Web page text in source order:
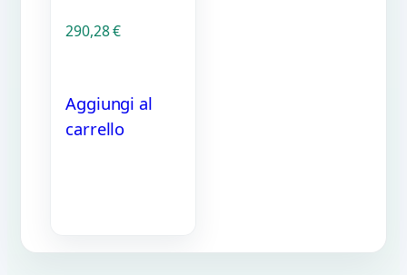
290,28€
Aggiungi al
carrello